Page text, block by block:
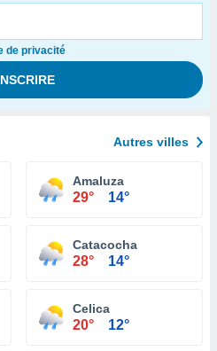
de privacité
Autres villes
Amaluza
29° 14°
Catacocha
28° 14°
Celica
20° 12°